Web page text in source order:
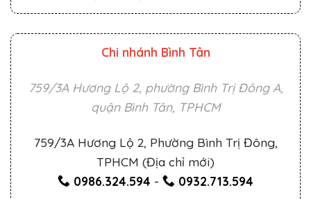
Chi nhánh Bình Tân
759/3A Hương Lộ 2, phường Bình Trị Đông A,
quận Bình Tân, TPHCM
759/3A Hương Lộ 2, Phường Bình Trị Đông,
TPHCM (Địa chỉ mới)
0986.324.594 - 0932.713.594